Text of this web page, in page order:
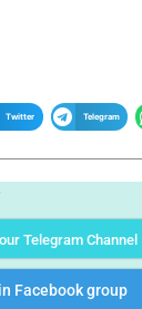
Twitter Telegram
Telegram Channel
Facebook group